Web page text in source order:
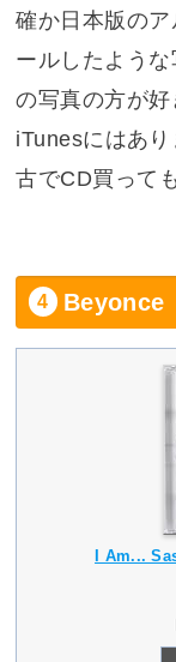
確か日本版の
ールしたよう
の写真の方が
iTunesにはあ
古でCD買って
Beyonce
I Am...